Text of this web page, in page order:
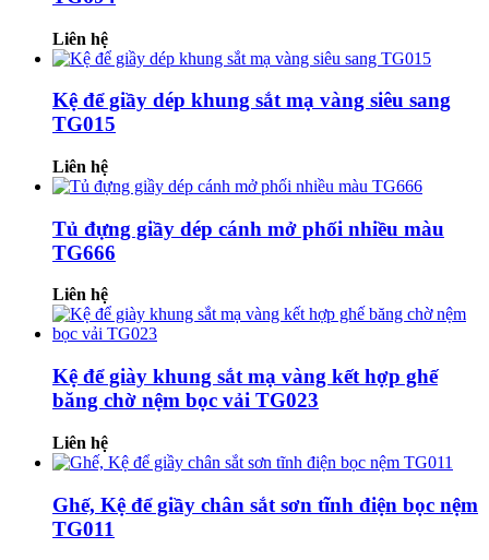
Liên hệ
Kệ để giầy dép khung sắt mạ vàng siêu sang
TG015
Liên hệ
Tủ đựng giầy dép cánh mở phối nhiều màu
TG666
Liên hệ
Kệ để giày khung sắt mạ vàng kết hợp ghế
băng chờ nệm bọc vải TG023
Liên hệ
Ghế, Kệ để giầy chân sắt sơn tĩnh điện bọc nệm
TG011